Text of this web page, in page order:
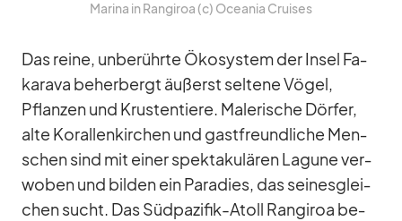
Ma­rina in Ran­gi­roa (c) Ocea­nia Crui­ses
Das reine, un­be­rührte Öko­sys­tem der In­sel Fa­
ka­rava be­her­bergt äu­ßerst sel­tene Vö­gel,
Pflan­zen und Krus­ten­tiere. Ma­le­ri­sche Dör­fer,
alte Ko­ral­len­kir­chen und gast­freund­li­che Men­
schen sind mit ei­ner spek­ta­ku­lä­ren La­gune ver­
wo­ben und bil­den ein Pa­ra­dies, das sei­nes­glei­
chen sucht. Das Süd­pa­zi­fik-Atoll Ran­gi­roa be­